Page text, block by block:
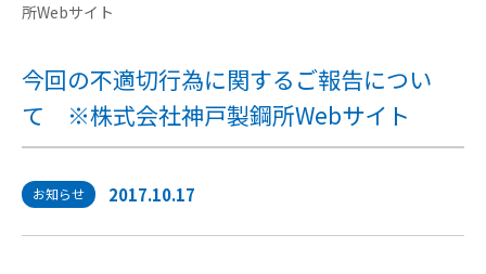
所Webサイト
今回の不適切行為に関するご報告につい
て ※株式会社神戸製鋼所Webサイト
お知らせ 2017.10.17